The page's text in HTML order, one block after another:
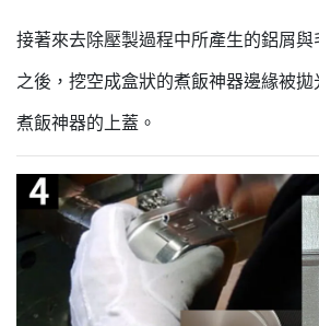
接著來去除壓製過程中所產生的鋁屑與
之後，挖空成盒狀的煮飯神器邊緣被
煮飯神器的上蓋。